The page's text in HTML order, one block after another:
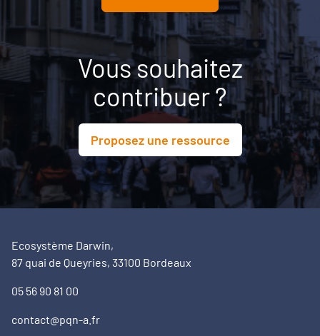
Vous souhaitez
contribuer ?
Proposez une ressource
Ecosystème Darwin,
87 quai de Queyries, 33100 Bordeaux
05 56 90 81 00
contact@pqn-a.fr